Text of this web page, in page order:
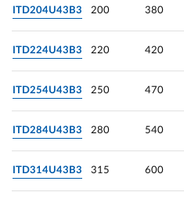
ITD204U43B3 200 380
ITD224U43B3 220 420
ITD254U43B3 250 470
ITD284U43B3 280 540
ITD314U43B3 315 600